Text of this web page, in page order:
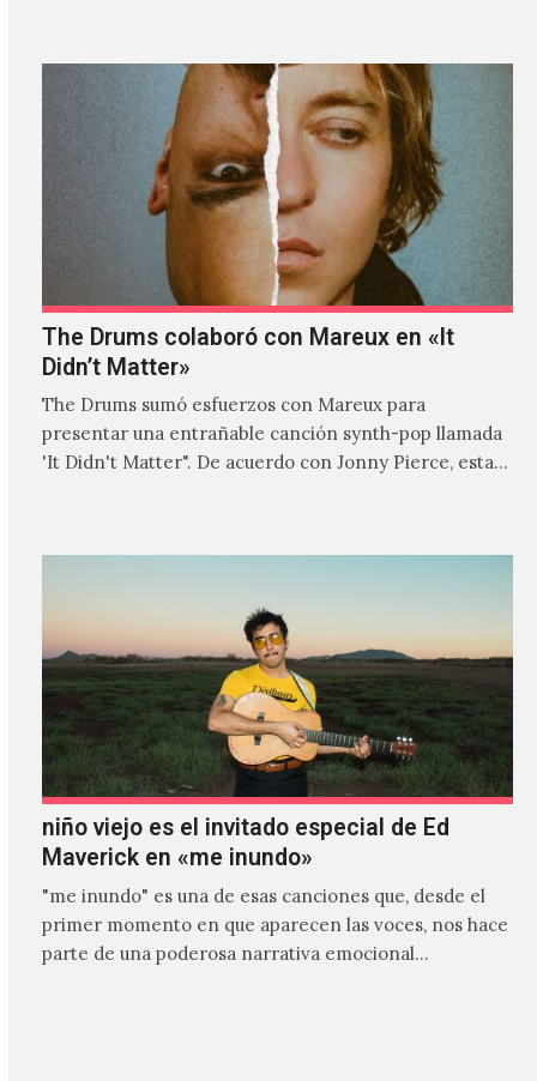
The Drums colaboró con Mareux en «It
Didn’t Matter»
The Drums sumó esfuerzos con Mareux para
presentar una entrañable canción synth-pop llamada
'It Didn't Matter". De acuerdo con Jonny Pierce, esta
niño viejo es el invitado especial de Ed
Maverick en «me inundo»
"me inundo" es una de esas canciones que, desde el
primer momento en que aparecen las voces, nos hace
parte de una poderosa narrativa emocional…